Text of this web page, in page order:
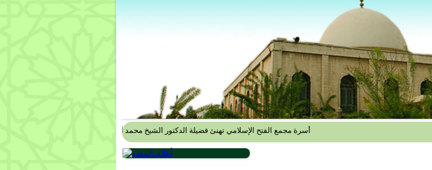
أسرة مجمع الفتح الإسلامي تهنئ فضيلة الدكتور الشيخ محمد أبو الخير شكري